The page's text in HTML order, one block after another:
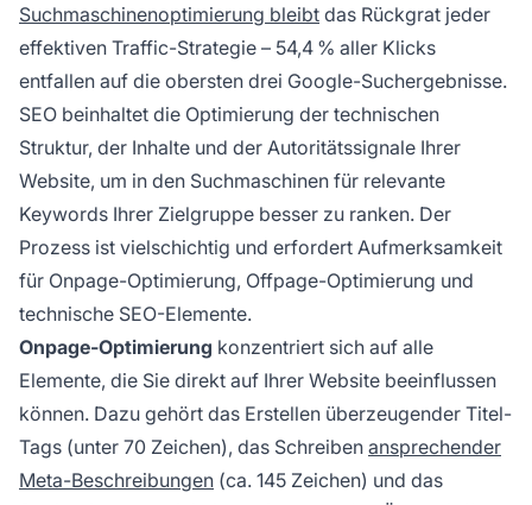
Suchmaschinenoptimierung bleibt das Rückgrat jeder
effektiven Traffic-Strategie – 54,4 % aller Klicks
entfallen auf die obersten drei Google-Suchergebnisse.
SEO beinhaltet die Optimierung der technischen
Struktur, der Inhalte und der Autoritätssignale Ihrer
Website, um in den Suchmaschinen für relevante
Keywords Ihrer Zielgruppe besser zu ranken. Der
Prozess ist vielschichtig und erfordert Aufmerksamkeit
für Onpage-Optimierung, Offpage-Optimierung und
technische SEO-Elemente.
Onpage-Optimierung konzentriert sich auf alle
Elemente, die Sie direkt auf Ihrer Website beeinflussen
können. Dazu gehört das Erstellen überzeugender Titel-
Tags (unter 70 Zeichen), das Schreiben ansprechender
Meta-Beschreibungen (ca. 145 Zeichen) und das